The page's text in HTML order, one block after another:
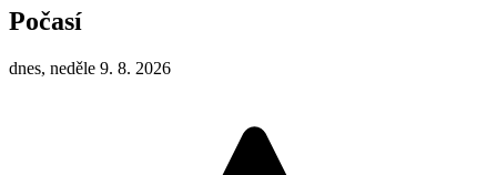
Počasí
dnes, neděle 9. 8. 2026